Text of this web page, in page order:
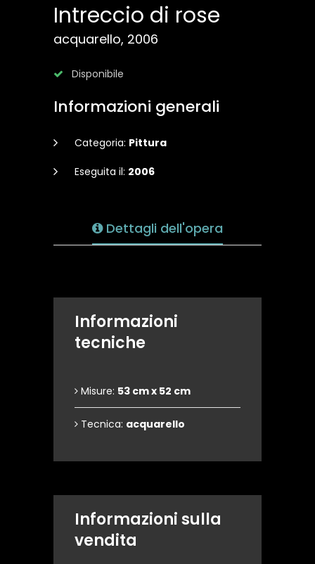
Intreccio di rose
acquarello, 2006
Disponibile
Informazioni generali
Categoria: Pittura
Eseguita il: 2006
Dettagli dell'opera
Informazioni
tecniche
Misure: 53 cm x 52 cm
Tecnica: acquarello
Informazioni sulla
vendita